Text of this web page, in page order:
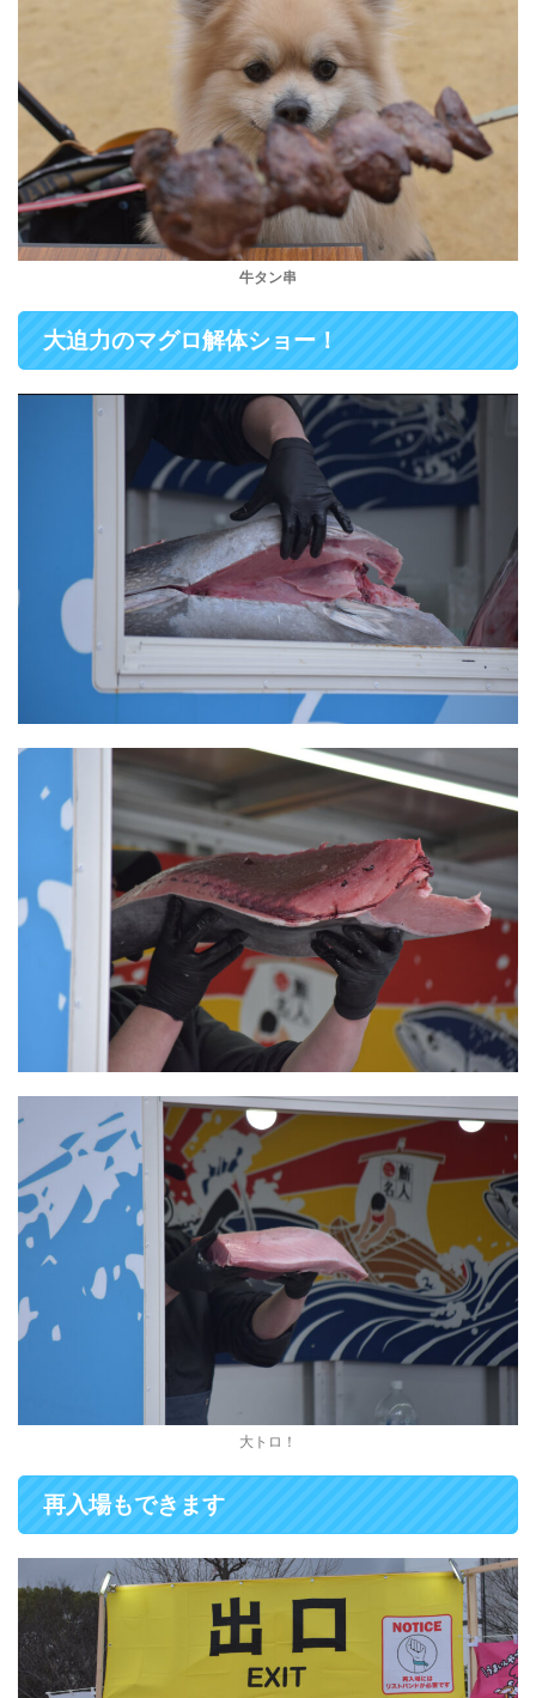
牛タン串
大迫力のマグロ解体ショー！
大トロ！
再入場もできます